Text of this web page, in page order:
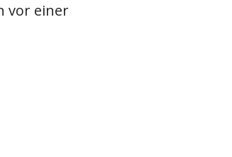
vor einer